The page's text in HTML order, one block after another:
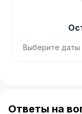
Выберите даты
of
Ответы на